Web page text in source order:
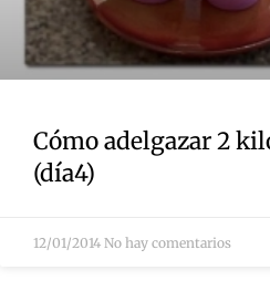
Cómo adelgazar 2
(día4)
12/01/2014 No hay comentarios